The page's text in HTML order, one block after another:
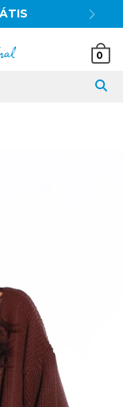
10% OFF no pix
0